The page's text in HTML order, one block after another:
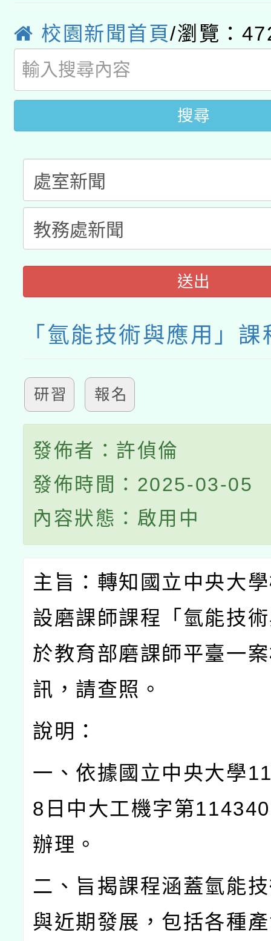
用水績優單位及節水達
動」
桃園市孔廟祈福系列
開 智慧啟航」
2026年桃園地景藝術
校園新聞首頁/瀏覽：
搜尋
送出
「氫能技術與應用」課
研習 報名
發佈者：許偵倫
發佈時間：2025-03-05
內容狀態：啟用中
主旨：轉知國立中央大
設磨課師課程「氫能技
於教育部磨課師平臺一
訊，請查照。
說明：
一、依據國立中央大學
8 日中大工機字第
辦理。
二、旨揭課程涵蓋氫能
與近期發展，包括各種